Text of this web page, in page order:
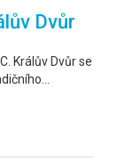
Dvůr
Králův Dvůr se